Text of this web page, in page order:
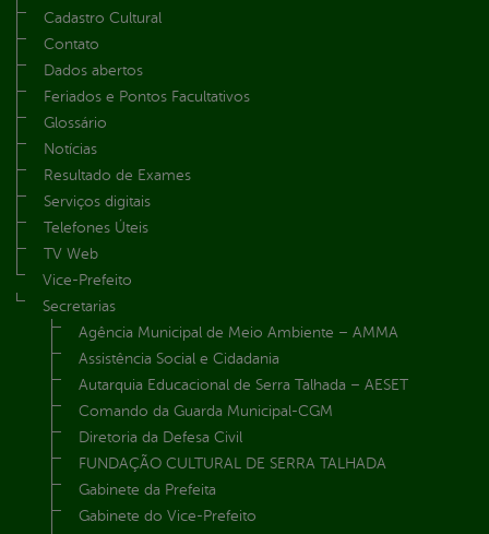
Cadastro Cultural
Contato
Dados abertos
Feriados e Pontos Facultativos
Glossário
Notícias
Resultado de Exames
Serviços digitais
Telefones Úteis
TV Web
Vice-Prefeito
Secretarias
Agência Municipal de Meio Ambiente – AMMA
Assistência Social e Cidadania
Autarquia Educacional de Serra Talhada – AESET
Comando da Guarda Municipal-CGM
Diretoria da Defesa Civil
FUNDAÇÃO CULTURAL DE SERRA TALHADA
Gabinete da Prefeita
Gabinete do Vice-Prefeito